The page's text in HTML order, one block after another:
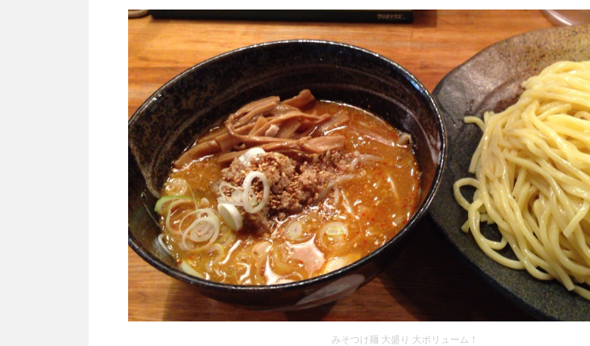
みそつけ麺 大盛り 大ボリューム！